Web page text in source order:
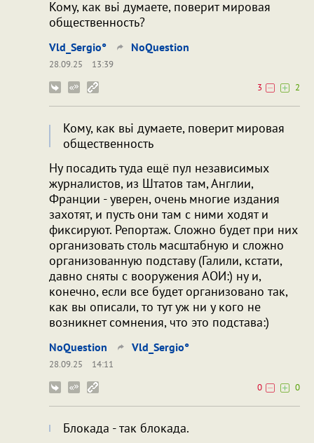
Кому, как вьі думаете, поверит мировая
общественность?
Vld_Sergio° NoQuestion
28.09.25
13:39
3
2
Кому, как вьі думаете, поверит мировая
общественность
Ну посадить туда ещё пул независимых
журналистов, из Штатов там, Англии,
Франции - уверен, очень многие издания
захотят, и пусть они там с ними ходят и
фиксируют. Репортаж. Сложно будет при них
организовать столь масштабную и сложно
организованную подставу (Галили, кстати,
давно сняты с вооружения АОИ:) ну и,
конечно, если все будет организовано так,
как вы описали, то тут уж ни у кого не
возникнет сомнения, что это подстава:)
NoQuestion Vld_Sergio°
28.09.25
14:11
0
0
Блокада - так блокада.